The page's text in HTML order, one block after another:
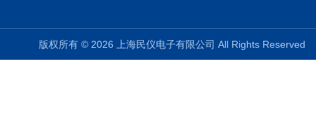
版权所有 © 2026 上海民仪电子有限公司 All Rights